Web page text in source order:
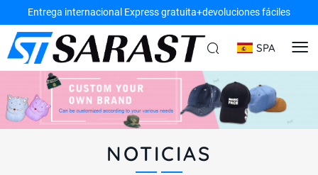
Entrega internacional Express gratuita+devoluciones fáciles
SPA
NOTICIAS